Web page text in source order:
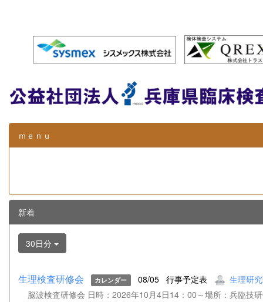
ｍｅｎｕ
新着
30日分
生理検査研修会 カレンダー 08/05 行事予定表
生理研
脳波検査研修会 日時：2026年10月4日14：00～場所：兵臨技